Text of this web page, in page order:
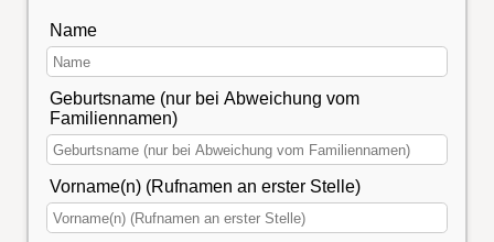
Name
Geburtsname (nur bei Abweichung vom
Familiennamen)
Vorname(n) (Rufnamen an erster Stelle)